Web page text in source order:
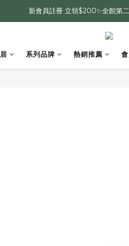
新會員註冊 立領$200✨全館第
系列品牌 熱銷推薦